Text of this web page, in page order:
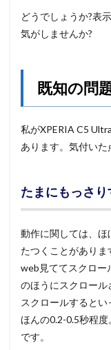
どうでしょうか?表
気がしませんか?
既知の問
私がXPERIA C5
あります。気付いた
たまにもっさり
動作に関しては、ほ
たつくことがありま
web見ててスクロー
のほうにスクロー
スクロールするとい
ほんの0.2-0.5秒程
です。